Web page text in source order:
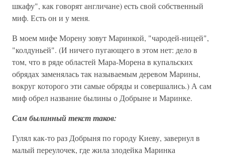
шкафу", как говорят англичане) есть свой собственный
миф. Есть он и у меня.
В моем мифе Морену зовут Маринкой, "чародей-ницей",
"колдуньей". (И ничего пугающего в этом нет: дело в
том, что в ряде областей Мара-Морена в купальских
обрядах заменялась так называемым деревом Марины,
вокруг которого эти самые обряды и совершались.) А сам
миф обрел название былины о Добрыне и Маринке.
Сам былинный текст таков:
Гулял как-то раз Добрыня по городу Киеву, завернул в
малый переулочек, где жила злодейка Маринка